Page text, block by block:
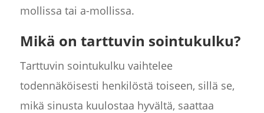
mollissa tai a-mollissa.
Mikä on tarttuvin sointukulku?
Tarttuvin sointukulku vaihtelee
todennäköisesti henkilöstä toiseen, sillä se,
mikä sinusta kuulostaa hyvältä, saattaa